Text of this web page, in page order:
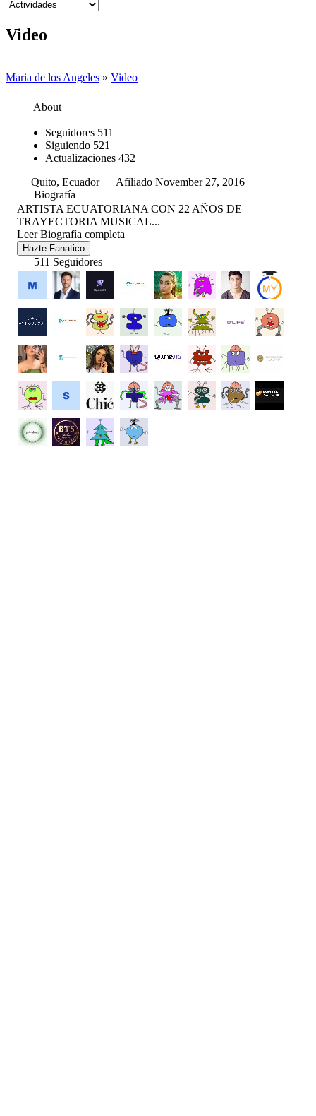
Video
Maria de los Angeles » Video
About
Seguidores 511
Siguiendo 521
Actualizaciones 432
Quito, Ecuador
Afiliado November 27, 2016
Biografía
ARTISTA ECUATORIANA CON 22 AÑOS DE
TRAYECTORIA MUSICAL...
Leer Biografía completa
Hazte Fanatico
511 Seguidores